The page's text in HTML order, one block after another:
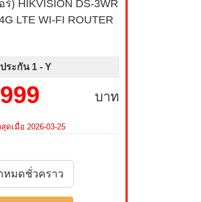
ร์) HIKVISION DS-3WR
LTE WI-FI ROUTER
ระกัน 1 - Y
บาท
999
ดเมื่อ 2026-03-25
หมดชั่วคราว